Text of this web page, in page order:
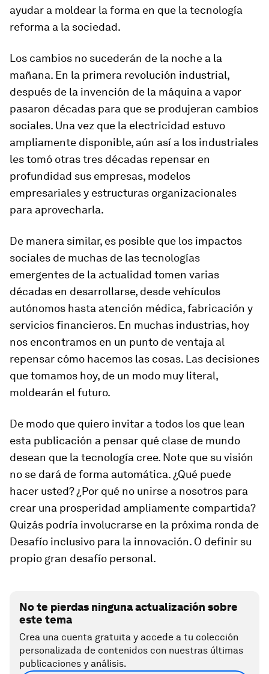
ayudar a moldear la forma en que la tecnología
reforma a la sociedad.
Los cambios no sucederán de la noche a la
mañana. En la primera revolución industrial,
después de la invención de la máquina a vapor
pasaron décadas para que se produjeran cambios
sociales. Una vez que la electricidad estuvo
ampliamente disponible, aún así a los industriales
les tomó otras tres décadas repensar en
profundidad sus empresas, modelos
empresariales y estructuras organizacionales
para aprovecharla.
De manera similar, es posible que los impactos
sociales de muchas de las tecnologías
emergentes de la actualidad tomen varias
décadas en desarrollarse, desde vehículos
autónomos hasta atención médica, fabricación y
servicios financieros. En muchas industrias, hoy
nos encontramos en un punto de ventaja al
repensar cómo hacemos las cosas. Las decisiones
que tomamos hoy, de un modo muy literal,
moldearán el futuro.
De modo que quiero invitar a todos los que lean
esta publicación a pensar qué clase de mundo
desean que la tecnología cree. Note que su visión
no se dará de forma automática. ¿Qué puede
hacer usted? ¿Por qué no unirse a nosotros para
crear una prosperidad ampliamente compartida?
Quizás podría involucrarse en la próxima ronda de
Desafío inclusivo para la innovación. O definir su
propio gran desafío personal.
No te pierdas ninguna actualización sobre
este tema
Crea una cuenta gratuita y accede a tu colección
personalizada de contenidos con nuestras últimas
publicaciones y análisis.